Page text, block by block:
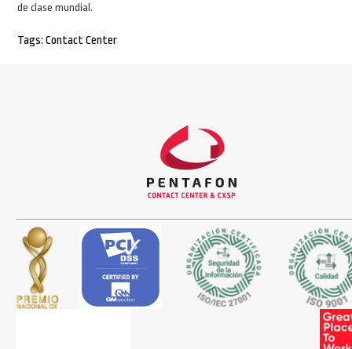
de clase mundial.
Tags:Contact Center